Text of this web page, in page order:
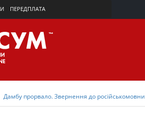
ПЕРЕДПЛАТА
Дамбу прорвало. Звернення до